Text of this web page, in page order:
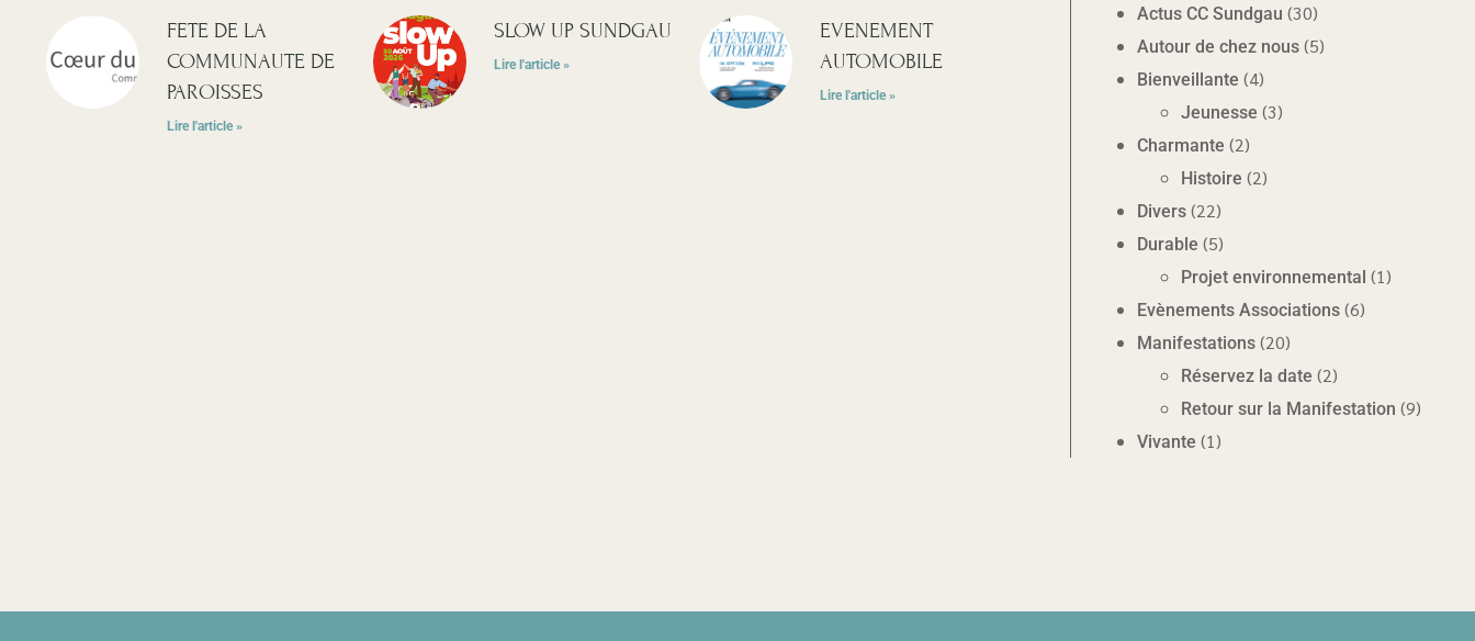
FETE DE LA
COMMUNAUTE DE
PAROISSES
Lire l'article »
SLOW UP SUNDGAU
Lire l'article »
EVENEMENT
AUTOMOBILE
Lire l'article »
Actus CC Sundgau (30)
Autour de chez nous(5)
Bienveillante (4)
Jeunesse (3)
Charmante (2)
Histoire (2)
Divers(22)
Durable (5)
Projet environnemental (1)
Evènements Associations(6)
Manifestations(20)
Réservez la date (2)
Retour sur la Manifestation (9)
Vivante (1)